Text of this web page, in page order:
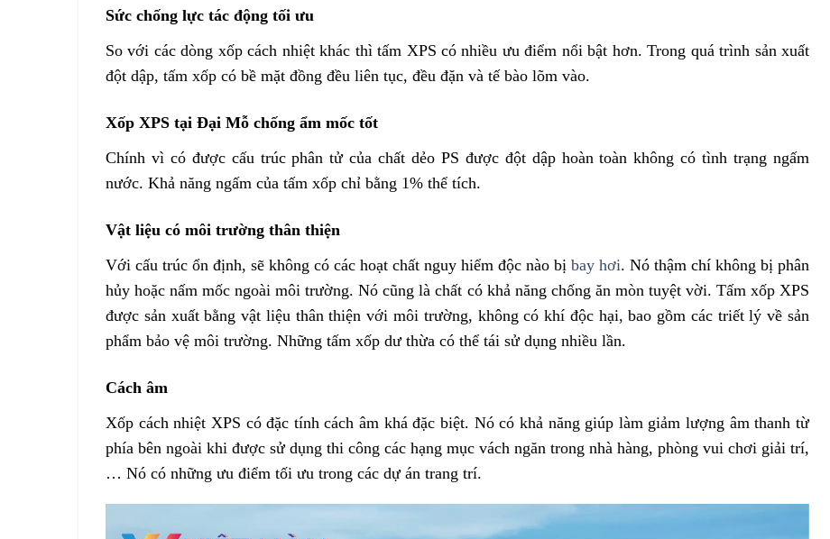
Sức chống lực tác động tối ưu
So với các dòng xốp cách nhiệt khác thì tấm XPS có nhiều ưu điểm nổi bật hơn. Trong quá trình sản xuất
đột dập, tấm xốp có bề mặt đồng đều liên tục, đều đặn và tế bào lõm vào.
Xốp XPS tại Đại Mỗ chống ẩm mốc tốt
Chính vì có được cấu trúc phân tử của chất dẻo PS được đột dập hoàn toàn không có tình trạng ngấm
nước. Khả năng ngấm của tấm xốp chỉ bằng 1% thể tích.
Vật liệu có môi trường thân thiện
Với cấu trúc ổn định, sẽ không có các hoạt chất nguy hiểm độc nào bị bay hơi. Nó thậm chí không bị phân
hủy hoặc nấm mốc ngoài môi trường. Nó cũng là chất có khả năng chống ăn mòn tuyệt vời. Tấm xốp XPS
được sản xuất bằng vật liệu thân thiện với môi trường, không có khí độc hại, bao gồm các triết lý về sản
phẩm bảo vệ môi trường. Những tấm xốp dư thừa có thể tái sử dụng nhiều lần.
Cách âm
Xốp cách nhiệt XPS có đặc tính cách âm khá đặc biệt. Nó có khả năng giúp làm giảm lượng âm thanh từ
phía bên ngoài khi được sử dụng thi công các hạng mục vách ngăn trong nhà hàng, phòng vui chơi giải trí,
… Nó có những ưu điểm tối ưu trong các dự án trang trí.